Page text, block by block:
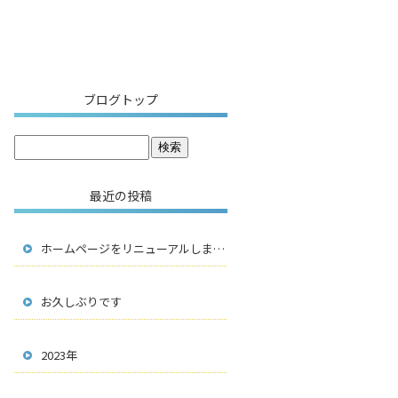
ブログトップ
最近の投稿
ホームページをリニューアルしました！
お久しぶりです
2023年